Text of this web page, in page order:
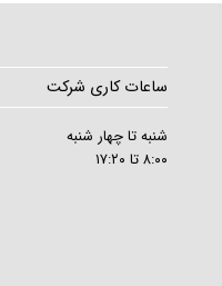
ساعات کاری شرکت
شنبه تا چهار شنبه
۸:۰۰ تا ۱۷:۲۰